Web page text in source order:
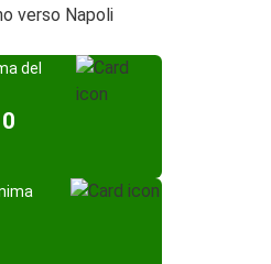
verso Napoli
del